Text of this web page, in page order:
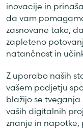
inovacije in
da vam
zasnovane tako,
zapleteno
natančnost in
Z uporabo naših
vašem podjetju
blažijo se
vaših digitalnih
znanje in napotke,